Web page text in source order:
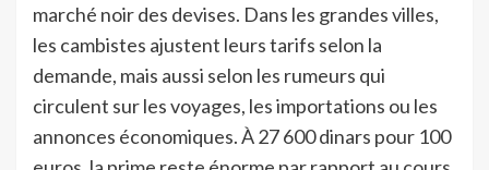
marché noir des devises. Dans les grandes villes,
les cambistes ajustent leurs tarifs selon la
demande, mais aussi selon les rumeurs qui
circulent sur les voyages, les importations ou les
annonces économiques. À 27 600 dinars pour 100